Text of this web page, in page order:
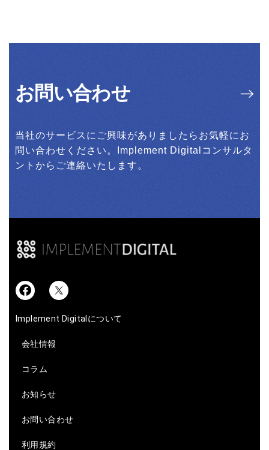
お問い合わせ
当社のサービスにご興味がありましたらお気軽にお
問い合わせください。Implement Digitalコンサルタ
ントからご連絡いたします。
Implement Digitalについて
会社情報
コラム
お知らせ
お問い合わせ
利用規約